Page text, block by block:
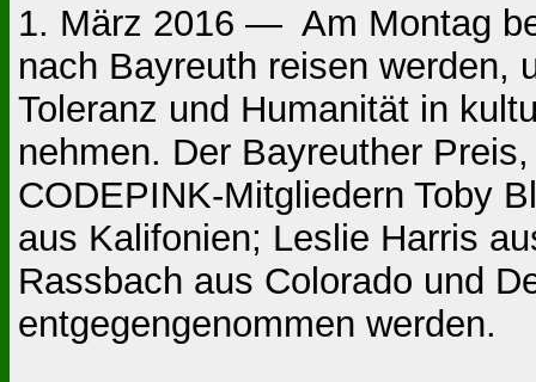
1. März 2016 — Am Montag
nach Bayreuth reisen werden,
Toleranz und Humanität in
nehmen. Der Bayreuther
CODEPINK-Mitgliedern Toby
aus Kalifonien; Leslie Harris
Rassbach aus Colorado und
entgegengenommen werden.